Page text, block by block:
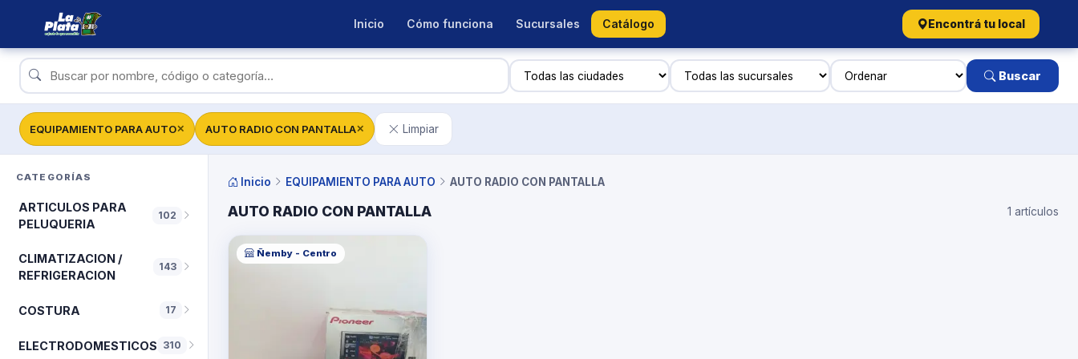
Inicio Cómo funciona Sucursales Catálogo Encontrá tu local
Buscar
EQUIPAMIENTO PARA AUTO✕ AUTO RADIO CON PANTALLA✕ Limpiar
CATEGORÍAS
ARTICULOS PARA
PELUQUERIA
102
CLIMATIZACION /
REFRIGERACION
143
COSTURA 17
ELECTRODOMESTICOS 310
Inicio EQUIPAMIENTO PARA AUTO AUTO RADIO CON PANTALLA
AUTO RADIO CON PANTALLA 1 artículos
Ñemby - Centro